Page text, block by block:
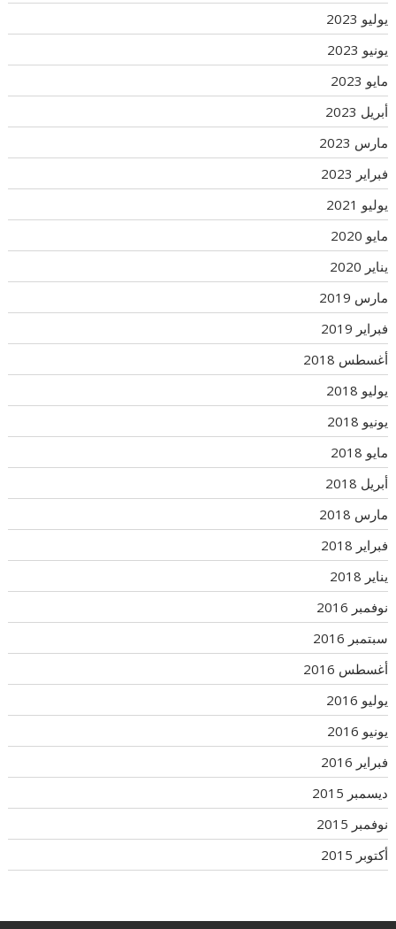
يوليو 2023
يونيو 2023
مايو 2023
أبريل 2023
مارس 2023
فبراير 2023
يوليو 2021
مايو 2020
يناير 2020
مارس 2019
فبراير 2019
أغسطس 2018
يوليو 2018
يونيو 2018
مايو 2018
أبريل 2018
مارس 2018
فبراير 2018
يناير 2018
نوفمبر 2016
سبتمبر 2016
أغسطس 2016
يوليو 2016
يونيو 2016
فبراير 2016
ديسمبر 2015
نوفمبر 2015
أكتوبر 2015